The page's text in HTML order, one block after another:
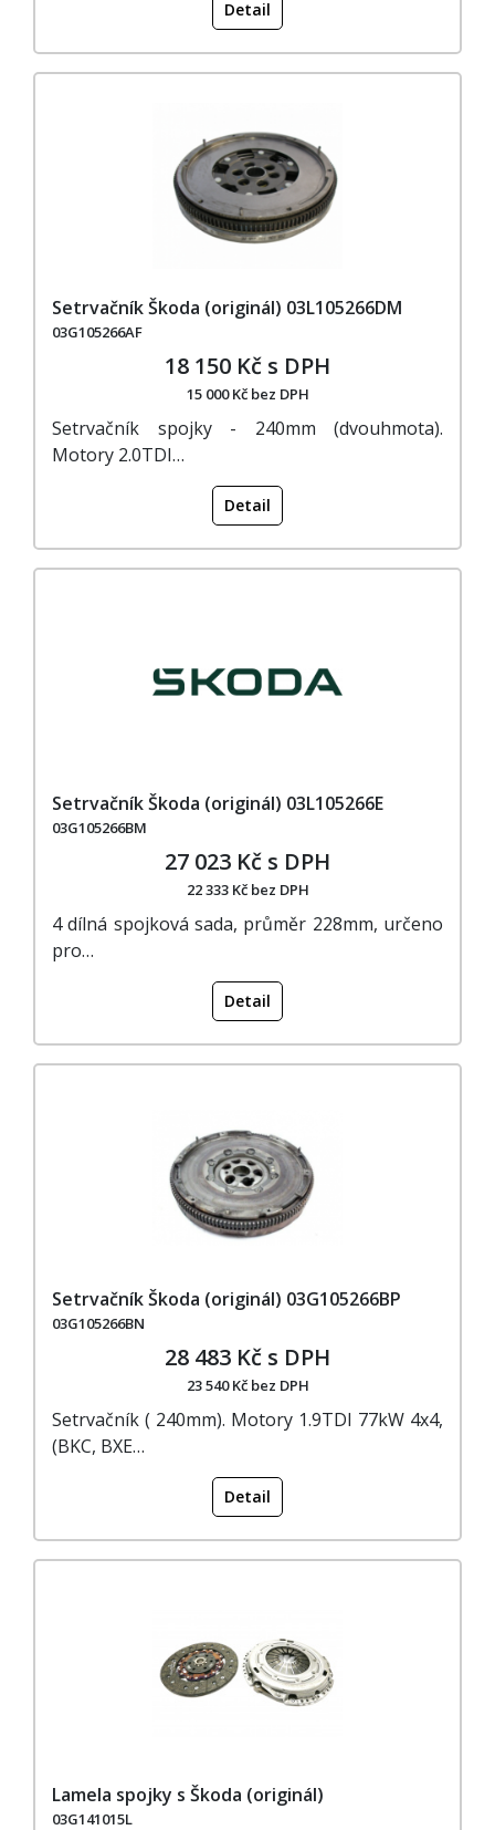
Detail
Setrvačník Škoda (originál) 03L105266DM
03G105266AF
18 150 Kč s DPH
15 000 Kč bez DPH
Setrvačník spojky - 240mm (dvouhmota).
Motory 2.0TDI…
Detail
Setrvačník Škoda (originál) 03L105266E
03G105266BM
27 023 Kč s DPH
22 333 Kč bez DPH
4 dílná spojková sada, průměr 228mm, určeno
pro…
Detail
Setrvačník Škoda (originál) 03G105266BP
03G105266BN
28 483 Kč s DPH
23 540 Kč bez DPH
Setrvačník ( 240mm). Motory 1.9TDI 77kW 4x4,
(BKC, BXE…
Detail
Lamela spojky s Škoda (originál)
03G141015L